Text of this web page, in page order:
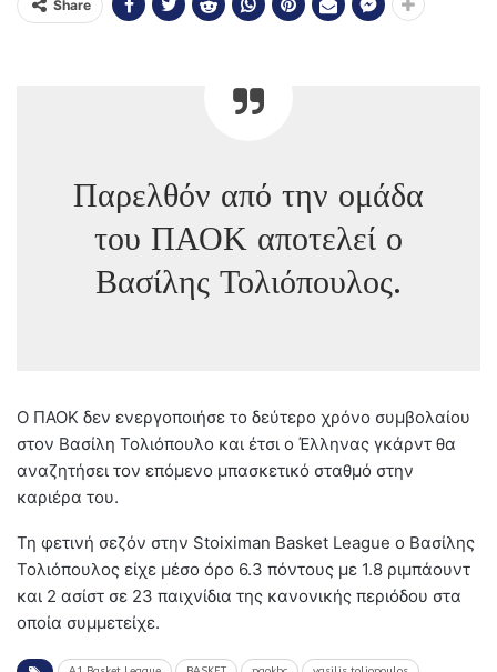
Share
Παρελθόν από την ομάδα
του ΠΑΟΚ αποτελεί ο
Βασίλης Τολιόπουλος.
Ο ΠΑΟΚ δεν ενεργοποιήσε το δεύτερο χρόνο συμβολαίου
στον Βασίλη Τολιόπουλο και έτσι ο Έλληνας γκάρντ θα
αναζητήσει τον επόμενο μπασκετικό σταθμό στην
καριέρα του.
Τη φετινή σεζόν στην Stoiximan Basket League ο Βασίλης
Τολιόπουλος είχε μέσο όρο 6.3 πόντους με 1.8 ριμπάουντ
και 2 ασίστ σε 23 παιχνίδια της κανονικής περιόδου στα
οποία συμμετείχε.